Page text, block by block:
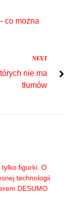
co można
NEXT
nie ma
tłumów
figurki. O
technologii
DESUMO